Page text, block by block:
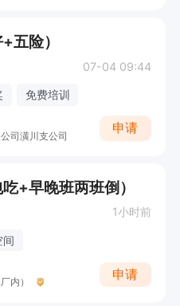
五险）
07-04 09:44
免费培训
司潢川支公司
申请
+早晚班两班倒）
1小时前
间
内）
申请